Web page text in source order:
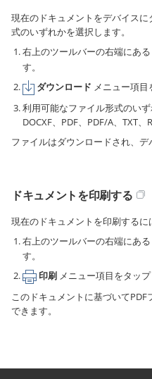
現在のドキュメントをデバイス
式のいずれかを選択します。
右上のツールバーの右端にある
す。
ダウンロード メニュー項目
利用可能なファイル形式のいず
DOCXF、PDF、PDF/A、TXT、
ファイルはダウンロードされ、デ
ドキュメントを印刷する
現在のドキュメントを印刷するに
右上のツールバーの右端にある
す。
印刷 メニュー項目をタップ
このドキュメントに基づいて
できます。